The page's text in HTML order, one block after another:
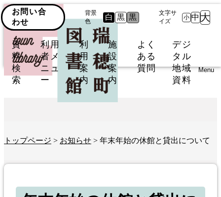
お問い合
わせ
背景
色
白 黒 黒
文字サ
イズ
小 中 大
資
料
検
索
利用
者メ
ニュ
ー
利
用
案
内
施
設
案
内
よく
ある
質問
デジ
タル
地域
資料
Menu
トップページ > お知らせ > 年末年始の休館と貸出について